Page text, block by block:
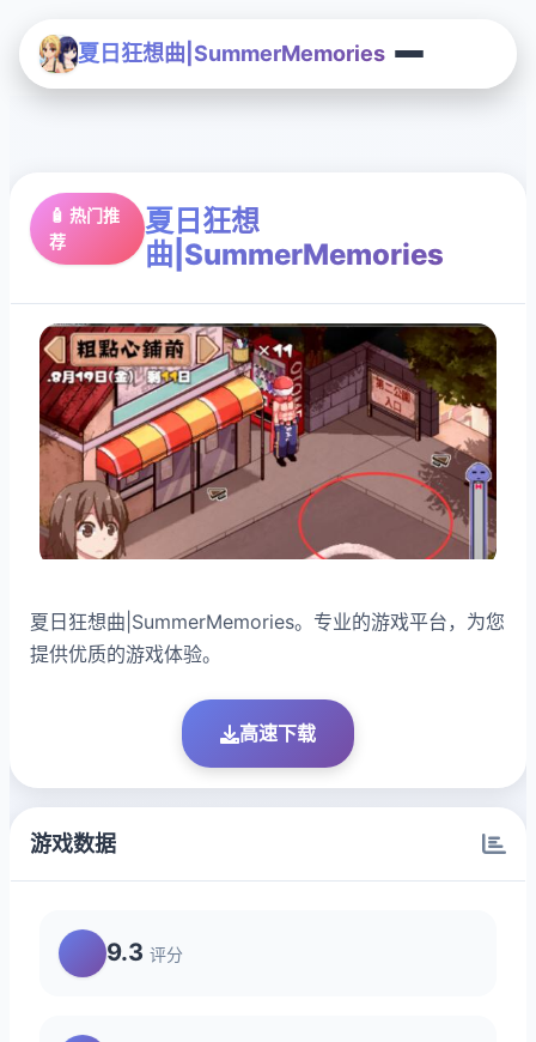
夏日狂想曲|SummerMemories
🧴 热门推
荐
夏日狂想
曲|SummerMemories
夏日狂想曲|SummerMemories。专业的游戏平台，为您
提供优质的游戏体验。
高速下载
游戏数据
9.3 评分